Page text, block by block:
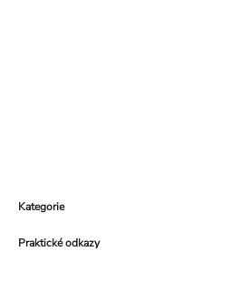
Kategorie
Praktické odkazy